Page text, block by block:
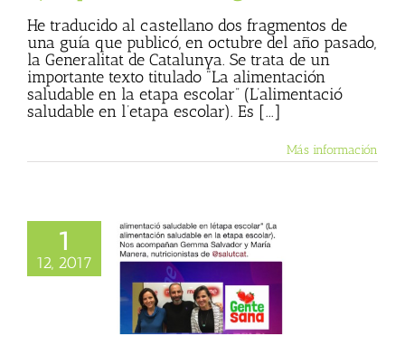
He traducido al castellano dos fragmentos de
una guía que publicó, en octubre del año pasado,
la Generalitat de Catalunya. Se trata de un
importante texto titulado "La alimentación
saludable en la etapa escolar” (L’alimentació
saludable en l’etapa escolar). Es [...]
Más información
1
12, 2017
con María
Gemma Salvador